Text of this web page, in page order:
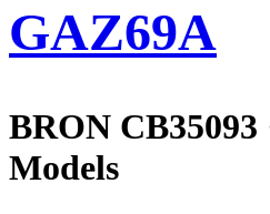
GAZ69A
BRON CB35093
Models